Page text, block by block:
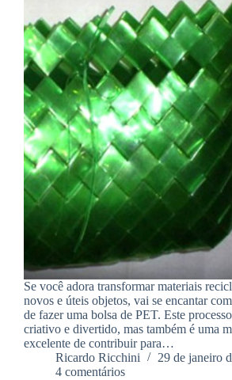
Se você adora transformar materiais
novos e úteis objetos, vai se encantar
de fazer uma bolsa de PET. Este
criativo e divertido, mas também é uma
excelente de contribuir para…
Ricardo Ricchini
29 de janeiro
4 comentários